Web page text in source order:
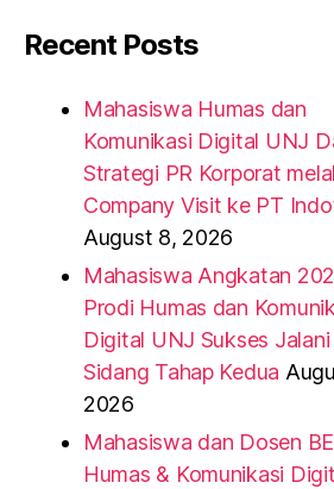
Recent Posts
Mahasiswa Humas dan
Komunikasi Digital UNJ
Strategi PR Korporat
Company Visit ke PT
August 8, 2026
Mahasiswa Angkatan
Prodi Humas dan
Digital UNJ Sukses Jalani
Sidang Tahap Kedua
2026
Mahasiswa dan Dosen
Humas & Komunikasi